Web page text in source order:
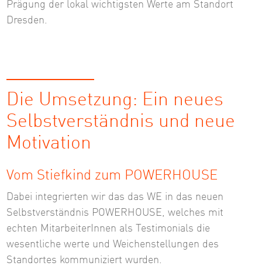
Prägung der lokal wichtigsten Werte am Standort
Dresden.
Die Umsetzung: Ein neues
Selbstverständnis und neue
Motivation
Vom Stiefkind zum POWERHOUSE
Dabei integrierten wir das das WE in das neuen
Selbstverständnis POWERHOUSE, welches mit
echten MitarbeiterInnen als Testimonials die
wesentliche werte und Weichenstellungen des
Standortes kommuniziert wurden.